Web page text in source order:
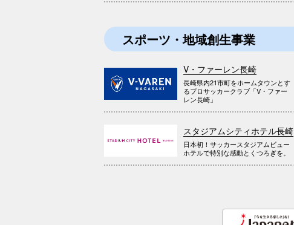
スポーツ・地域創生事業
V・ファーレン長崎
長崎県内21市町をホームタウンとす
るプロサッカークラブ「V・ファー
レン長崎」
スタジアムシティホテル長崎
日本初！サッカースタジアムビュー
ホテルで特別な感動とくつろぎを。